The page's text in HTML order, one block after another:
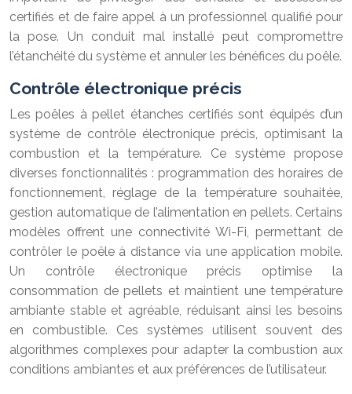
certifiés et de faire appel à un professionnel qualifié pour
la pose. Un conduit mal installé peut compromettre
l’étanchéité du système et annuler les bénéfices du poêle.
Contrôle électronique précis
Les poêles à pellet étanches certifiés sont équipés d’un
système de contrôle électronique précis, optimisant la
combustion et la température. Ce système propose
diverses fonctionnalités : programmation des horaires de
fonctionnement, réglage de la température souhaitée,
gestion automatique de l’alimentation en pellets. Certains
modèles offrent une connectivité Wi-Fi, permettant de
contrôler le poêle à distance via une application mobile.
Un contrôle électronique précis optimise la
consommation de pellets et maintient une température
ambiante stable et agréable, réduisant ainsi les besoins
en combustible. Ces systèmes utilisent souvent des
algorithmes complexes pour adapter la combustion aux
conditions ambiantes et aux préférences de l’utilisateur.